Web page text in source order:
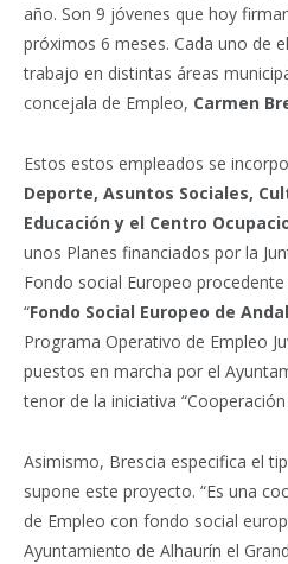
año. Son 9 jóvenes que hoy
próximos 6 meses. Cada uno de
trabajo en distintas áreas
concejala de Empleo, Carmen
Estos estos empleados se
Deporte, Asuntos Sociales,
Educación y el Centro
unos Planes financiados por la
Fondo social Europeo
“Fondo Social Europeo de
Programa Operativo de Empleo
puestos en marcha por el
tenor de la iniciativa
Asimismo, Brescia especifica el
supone este proyecto. “Es una
de Empleo con fondo social
Ayuntamiento de Alhaurín el